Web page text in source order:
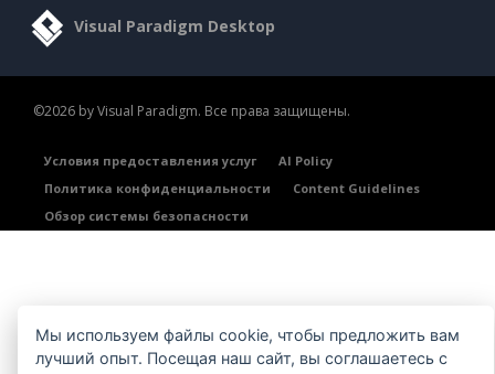
Visual Paradigm Desktop
©2026 by Visual Paradigm. Все права защищены.
Условия предоставления услуг
AI Policy
Политика конфиденциальности
Content Guidelines
Обзор системы безопасности
Мы используем файлы cookie, чтобы предложить вам
лучший опыт. Посещая наш сайт, вы соглашаетесь с